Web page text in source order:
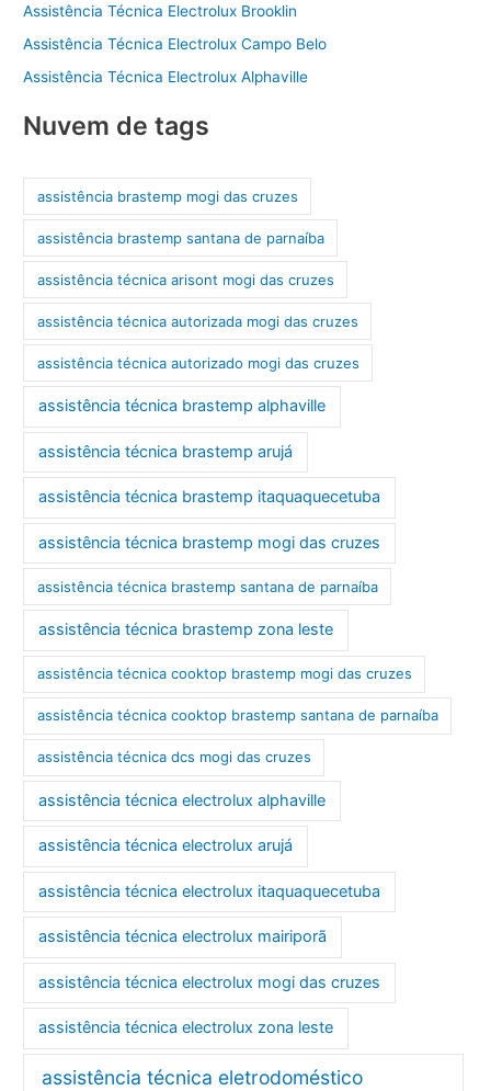
Assistência Técnica Electrolux Brooklin
Assistência Técnica Electrolux Campo Belo
Assistência Técnica Electrolux Alphaville
Nuvem de tags
assistência brastemp mogi das cruzes
assistência brastemp santana de parnaíba
assistência técnica arisont mogi das cruzes
assistência técnica autorizada mogi das cruzes
assistência técnica autorizado mogi das cruzes
assistência técnica brastemp alphaville
assistência técnica brastemp arujá
assistência técnica brastemp itaquaquecetuba
assistência técnica brastemp mogi das cruzes
assistência técnica brastemp santana de parnaíba
assistência técnica brastemp zona leste
assistência técnica cooktop brastemp mogi das cruzes
assistência técnica cooktop brastemp santana de parnaíba
assistência técnica dcs mogi das cruzes
assistência técnica electrolux alphaville
assistência técnica electrolux arujá
assistência técnica electrolux itaquaquecetuba
assistência técnica electrolux mairiporã
assistência técnica electrolux mogi das cruzes
assistência técnica electrolux zona leste
assistência técnica eletrodoméstico